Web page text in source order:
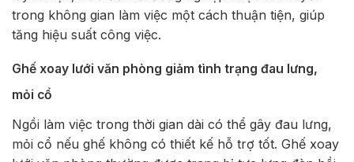
trong không gian làm việc một cách thuận tiện, giúp
tăng hiệu suất công việc.
Ghế xoay lưới văn phòng giảm tình trạng đau lưng,
mỏi cổ
Ngồi làm việc trong thời gian dài có thể gây đau lưng,
mỏi cổ nếu ghế không có thiết kế hỗ trợ tốt. Ghế xoay